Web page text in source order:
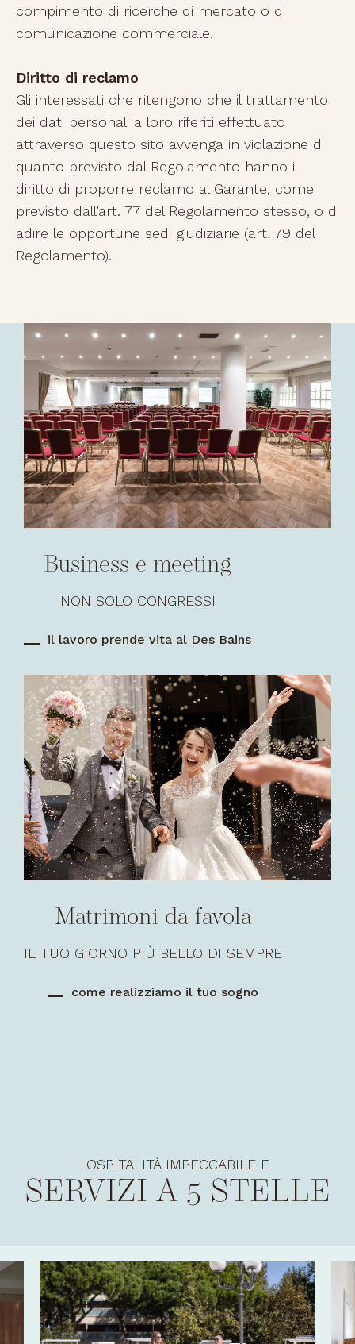
compimento di ricerche di mercato o di
comunicazione commerciale.
Diritto di reclamo
Gli interessati che ritengono che il trattamento
dei dati personali a loro riferiti effettuato
attraverso questo sito avvenga in violazione di
quanto previsto dal Regolamento hanno il
diritto di proporre reclamo al Garante, come
previsto dall’art. 77 del Regolamento stesso, o di
adire le opportune sedi giudiziarie (art. 79 del
Regolamento).
Business e meeting
NON SOLO CONGRESSI
il lavoro prende vita al Des Bains
Matrimoni da favola
IL TUO GIORNO PIÙ BELLO DI SEMPRE
come realizziamo il tuo sogno
OSPITALITÀ IMPECCABILE E
SERVIZI A 5 STELLE